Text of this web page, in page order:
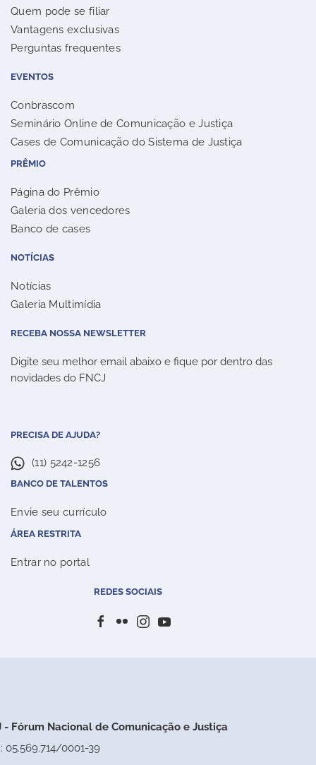
Quem pode se filiar
Vantagens exclusivas
Perguntas frequentes
EVENTOS
Conbrascom
Seminário Online de Comunicação e Justiça
Cases de Comunicação do Sistema de Justiça
PRÊMIO
Página do Prêmio
Galeria dos vencedores
Banco de cases
NOTÍCIAS
Notícias
Galeria Multimídia
RECEBA NOSSA NEWSLETTER
Digite seu melhor email abaixo e fique por dentro das
novidades do FNCJ
PRECISA DE AJUDA?
(11) 5242-1256
BANCO DE TALENTOS
Envie seu currículo
ÁREA RESTRITA
Entrar no portal
REDES SOCIAIS
- Fórum Nacional de Comunicação e Justiça
05.569.714/0001-39